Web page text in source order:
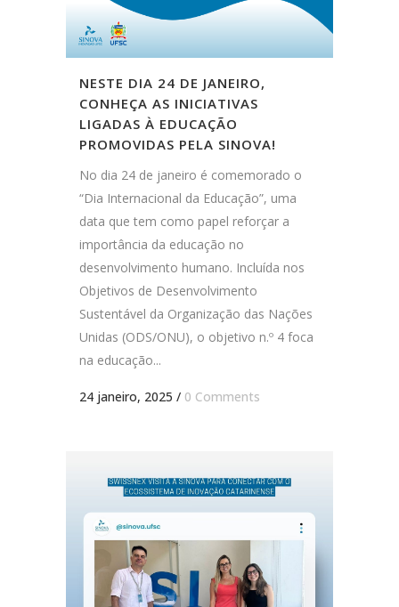
NESTE DIA 24 DE JANEIRO,
CONHEÇA AS INICIATIVAS
LIGADAS À EDUCAÇÃO
PROMOVIDAS PELA SINOVA!
No dia 24 de janeiro é comemorado o
“Dia Internacional da Educação”, uma
data que tem como papel reforçar a
importância da educação no
desenvolvimento humano. Incluída nos
Objetivos de Desenvolvimento
Sustentável da Organização das Nações
Unidas (ODS/ONU), o objetivo n.º 4 foca
na educação...
24 janeiro, 2025 / 0 Comments